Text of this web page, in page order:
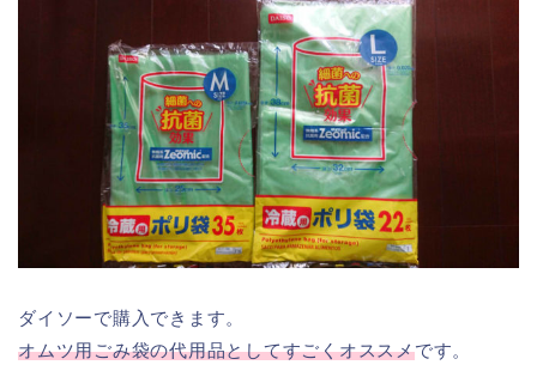
ダイソーで購入できます。
オムツ用ごみ袋の代用品としてすごくオススメです。